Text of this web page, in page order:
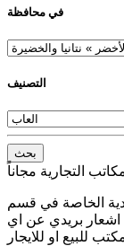
في محافظة
التصنيف
بحث
الخاصة في قسم
اشعار بريدي عن اي
للبيع او للايجار